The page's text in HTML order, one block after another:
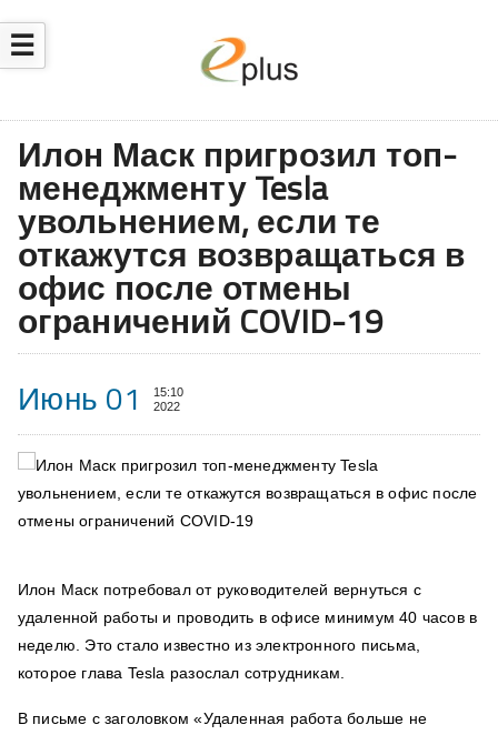
☰
Илон Маск пригрозил топ-
менеджменту Tesla
увольнением, если те
откажутся возвращаться в
офис после отмены
ограничений COVID-19
Июнь 01
15:10
2022
Илон Маск потребовал от руководителей вернуться с
удаленной работы и проводить в офисе минимум 40 часов в
неделю. Это стало известно из электронного письма,
которое глава Tesla разослал сотрудникам.
В письме с заголовком «Удаленная работа больше не